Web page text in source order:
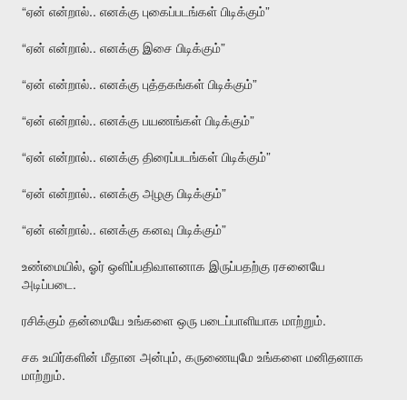
“ஏன் என்றால்.. எனக்கு புகைப்படங்கள் பிடிக்கும்”
“ஏன் என்றால்.. எனக்கு இசை பிடிக்கும்”
“ஏன் என்றால்.. எனக்கு புத்தகங்கள் பிடிக்கும்”
“ஏன் என்றால்.. எனக்கு பயணங்கள் பிடிக்கும்”
“ஏன் என்றால்.. எனக்கு திரைப்படங்கள் பிடிக்கும்”
“ஏன் என்றால்.. எனக்கு அழகு பிடிக்கும்”
“ஏன் என்றால்.. எனக்கு கனவு பிடிக்கும்”
உண்மையில், ஓர் ஒளிப்பதிவாளனாக இருப்பதற்கு ரசனையே
அடிப்படை .
ரசிக்கும் தன்மையே உங்களை ஒரு படைப்பாளியாக மாற்றும்.
சக உயிர்களின் மீதான அன்பும், கருணையுமே உங்களை மனிதனாக
மாற்றும்.